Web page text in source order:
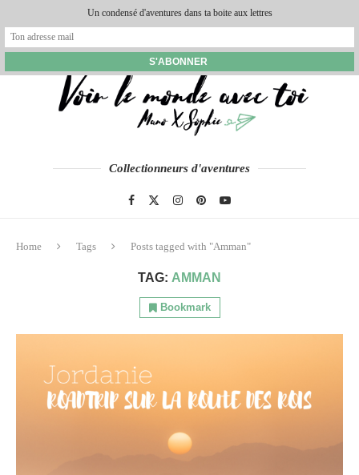
Collectionneurs d'aventures
Home Tags Posts tagged with "Amman"
TAG: AMMAN
Bookmark
Un condensé d'aventures dans ta boite aux lettres